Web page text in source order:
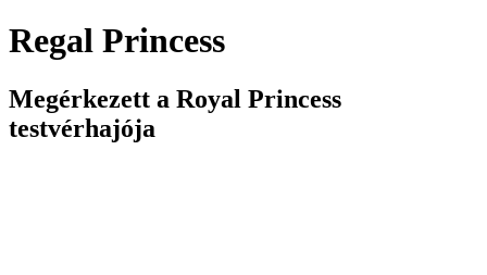
Regal Princess
Megérkezett a Royal Princess
testvérhajója